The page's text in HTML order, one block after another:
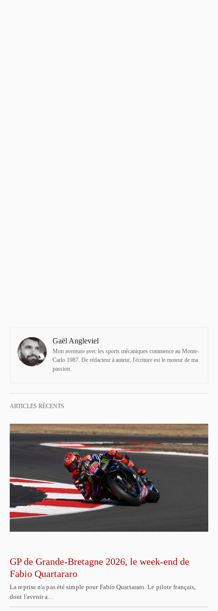
Gaël Angleviel
Mon aventure avec les sports mécaniques commence au Monte-
Carlo 1987. De rédacteur à auteur, l'écriture est le moteur de ma
passion.
ARTICLES RÉCENTS
GP de Grande-Bretagne 2026, le week-end de
Fabio Quartararo
La reprise n'a pas été simple pour Fabio Quartararo. Le pilote français,
dont l'avenir a…